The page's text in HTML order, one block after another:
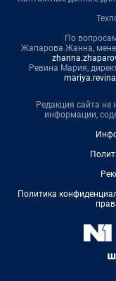
По
Жапарова Жанна,
Ревина Мария,
Редакция сайта не
информации,
Политика